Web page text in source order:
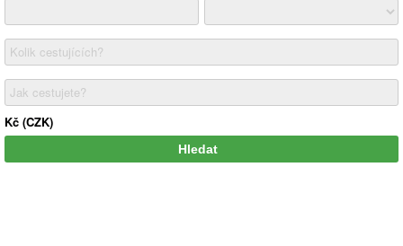
Kolik cestujících?
Jak cestujete?
Kč (CZK)
Hledat